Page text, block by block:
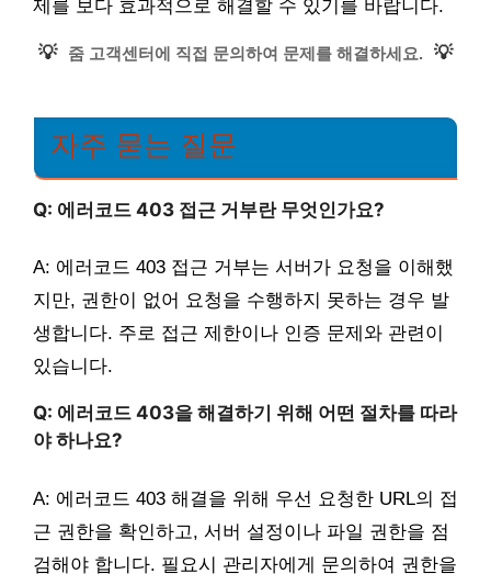
제를 보다 효과적으로 해결할 수 있기를 바랍니다.
💡 줌 고객센터에 직접 문의하여 문제를 해결하세요. 💡
자주 묻는 질문
Q: 에러코드 403 접근 거부란 무엇인가요?
A: 에러코드 403 접근 거부는 서버가 요청을 이해했
지만, 권한이 없어 요청을 수행하지 못하는 경우 발
생합니다. 주로 접근 제한이나 인증 문제와 관련이
있습니다.
Q: 에러코드 403을 해결하기 위해 어떤 절차를 따라
야 하나요?
A: 에러코드 403 해결을 위해 우선 요청한 URL의 접
근 권한을 확인하고, 서버 설정이나 파일 권한을 점
검해야 합니다. 필요시 관리자에게 문의하여 권한을